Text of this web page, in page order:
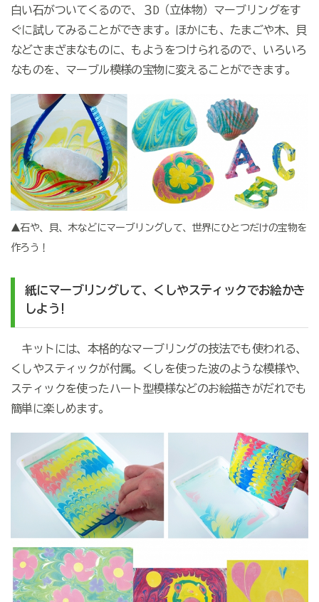
白い石がついてくるので、３D（立体物）マーブリングをす
ぐに試してみることができます。ほかにも、たまごや木、貝
などさまざまなものに、もようをつけられるので、いろいろ
なものを、マーブル模様の宝物に変えることができます。
▲石や、貝、木などにマーブリングして、世界にひとつだけの宝物を
作ろう！
紙にマーブリングして、くしやスティックでお絵かき
しよう!
キットには、本格的なマーブリングの技法でも使われる、
くしやスティックが付属。くしを使った波のような模様や、
スティックを使ったハート型模様などのお絵描きがだれでも
簡単に楽しめます。